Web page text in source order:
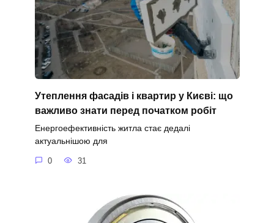
Утеплення фасадів і квартир у Києві: що
важливо знати перед початком робіт
Енергоефективність житла стає дедалі
актуальнішою для
0 31